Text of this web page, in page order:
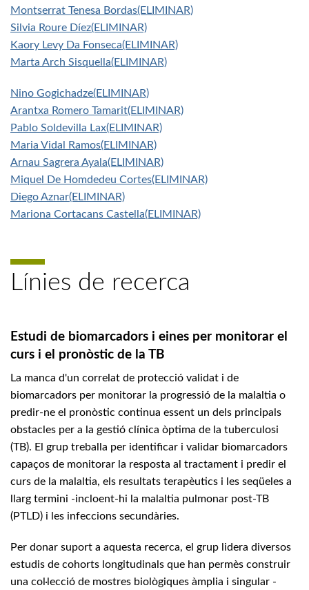
Montserrat Tenesa Bordas(ELIMINAR)
Silvia Roure Díez(ELIMINAR)
Kaory Levy Da Fonseca(ELIMINAR)
Marta Arch Sisquella(ELIMINAR)
Nino Gogichadze(ELIMINAR)
Arantxa Romero Tamarit(ELIMINAR)
Pablo Soldevilla Lax(ELIMINAR)
Maria Vidal Ramos(ELIMINAR)
Arnau Sagrera Ayala(ELIMINAR)
Miquel De Homdedeu Cortes(ELIMINAR)
Diego Aznar(ELIMINAR)
Mariona Cortacans Castella(ELIMINAR)
Línies de recerca
Estudi de biomarcadors i eines per monitorar el
curs i el pronòstic de la TB
La manca d'un correlat de protecció validat i de
biomarcadors per monitorar la progressió de la malaltia o
predir-ne el pronòstic continua essent un dels principals
obstacles per a la gestió clínica òptima de la tuberculosi
(TB). El grup treballa per identificar i validar biomarcadors
capaços de monitorar la resposta al tractament i predir el
curs de la malaltia, els resultats terapèutics i les seqüeles a
llarg termini -incloent-hi la malaltia pulmonar post-TB
(PTLD) i les infeccions secundàries.
Per donar suport a aquesta recerca, el grup lidera diversos
estudis de cohorts longitudinals que han permès construir
una col·lecció de mostres biològiques àmplia i singular -